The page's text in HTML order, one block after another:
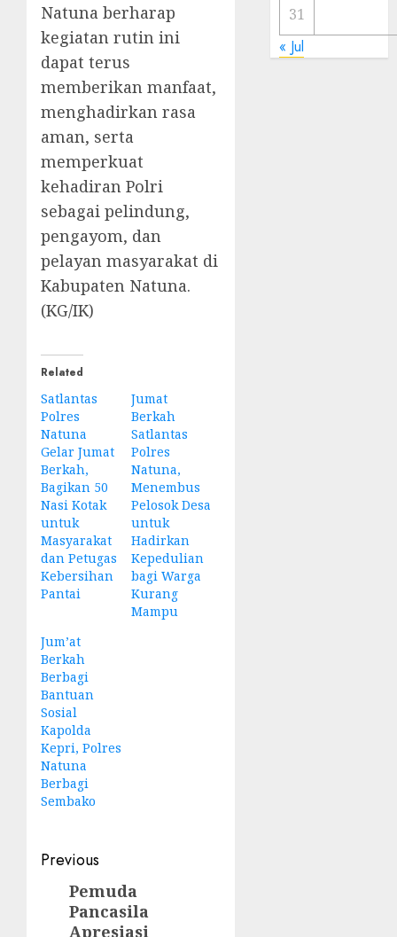
Natuna berharap
kegiatan rutin ini
dapat terus
memberikan manfaat,
menghadirkan rasa
aman, serta
memperkuat
kehadiran Polri
sebagai pelindung,
pengayom, dan
pelayan masyarakat di
Kabupaten Natuna.
(KG/IK)
Related
Satlantas
Polres
Natuna
Gelar Jumat
Berkah,
Bagikan 50
Nasi Kotak
untuk
Masyarakat
dan Petugas
Kebersihan
Pantai
Jumat
Berkah
Satlantas
Polres
Natuna,
Menembus
Pelosok Desa
untuk
Hadirkan
Kepedulian
bagi Warga
Kurang
Mampu
Jum’at
Berkah
Berbagi
Bantuan
Sosial
Kapolda
Kepri, Polres
Natuna
Berbagi
Sembako
Post
navigation
Previous
Previous
post:
Pemuda
Pancasila
Apresiasi
31
« Jul